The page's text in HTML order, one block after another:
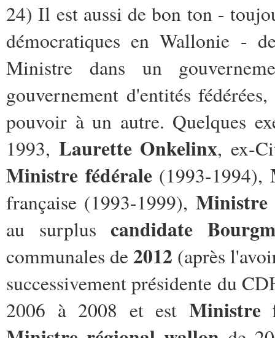
24) Il est aussi de bon ton -
démocratiques en Wallonie -
Ministre dans un
gouvernement d'entités
pouvoir à un autre. Quelques
1993, Laurette Onkelinx, ex-
Ministre fédérale(1993-1994),
française (1993-1999), Ministre
au surpluscandidate
communales de2012 (après
successivement présidente du
2006 à 2008 et est Ministre